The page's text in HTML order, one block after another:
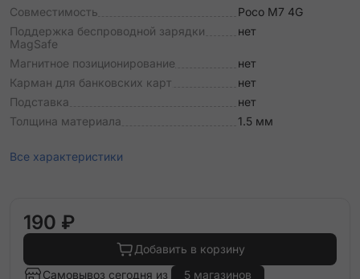
Совместимость
Poco M7 4G
Поддержка беспроводной зарядки
MagSafe
нет
Магнитное позиционирование
нет
Карман для банковских карт
нет
Подставка
нет
Толщина материала
1.5 мм
Все характеристики
190 ₽
Добавить в корзину
Самовывоз сегодня из
5 магазинов